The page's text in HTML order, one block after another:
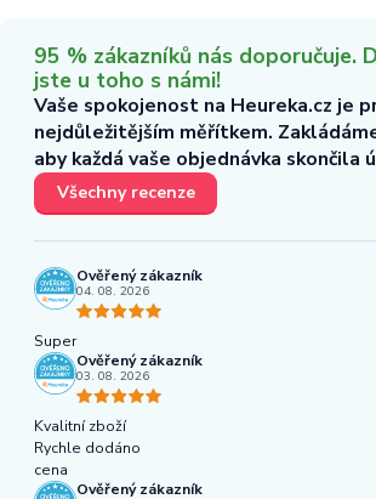
95 % zákazníků nás doporučuje.
jste u toho s námi!
Vaše spokojenost na Heureka.cz je
nejdůležitějším měřítkem.
aby každá vaše objednávka skončila
Všechny recenze
Ověřený zákazník
04. 08. 2026
Super
Ověřený zákazník
03. 08. 2026
Kvalitní zboží
Rychle dodáno
cena
Ověřený zákazník